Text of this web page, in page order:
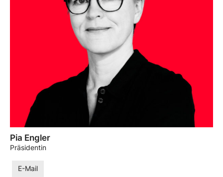
Pia Engler
Präsidentin
E-Mail